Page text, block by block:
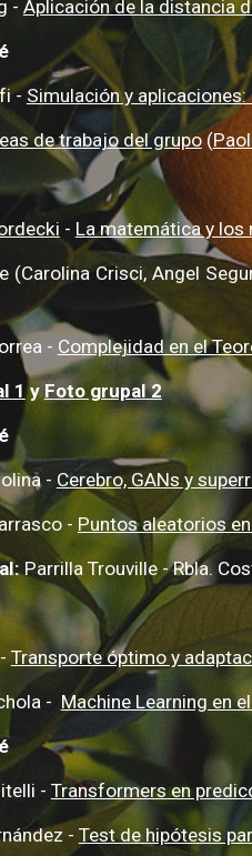
- Aplicación de la distancia
- Simulación y
de trabajo del grupo(
- La matemática y los
(Carolina Crisci, Angel
- Complejidad en el
1yFoto grupal 2
- Cerebro, GANs y
- Puntos aleatorios
Parrilla Trouville - Rbla.
-Transporte óptimo y
- Machine Learning en
itelli - Transformers en
- Test de hipótesis